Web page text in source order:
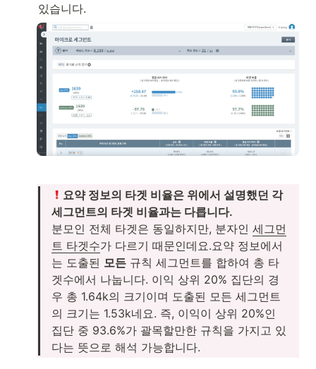
있습니다.
요약 정보의 타겟 비율은 위에서 설명했던 각
분모인 전체 타겟은 동일하지만, 분자인 세그먼
트 타겟수가 다르기 때문인데요.요약 정보에서
는 도출된 모든 규칙 세그먼트를 합하여 총 타
겟수에서 나눕니다. 이익 상위 20% 집단의 경
우 총 1.64k의 크기이며 도출된 모든 세그먼트
의 크기는 1.53k네요. 즉, 이익이 상위 20%인
집단 중 93.6%가 괄목할만한 규칙을 가지고 있
다는 뜻으로 해석 가능합니다.